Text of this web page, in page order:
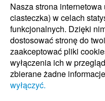
Nasza strona
ciasteczka) w celach
funkcjonalnych. Dzięki
dostosować stronę do
zaakceptować pliki
wyłączenia ich w
zbierane żadne
wyłączyć.